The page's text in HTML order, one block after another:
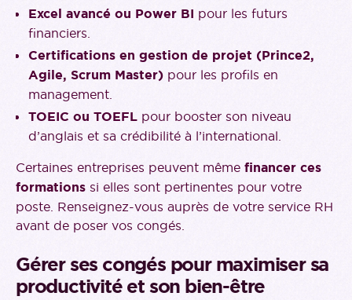
Excel avancé ou Power BI pour les futurs
financiers.
Certifications en gestion de projet (Prince2,
Agile, Scrum Master) pour les profils en
management.
TOEIC ou TOEFL pour booster son niveau
d’anglais et sa crédibilité à l’international.
Certaines entreprises peuvent même financer ces
formations si elles sont pertinentes pour votre
poste. Renseignez-vous auprès de votre service RH
avant de poser vos congés.
Gérer ses congés pour maximiser sa
productivité et son bien-être